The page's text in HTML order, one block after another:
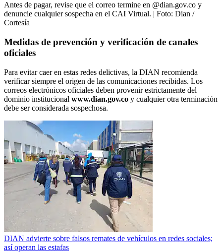
Antes de pagar, revise que el correo termine en @dian.gov.co y
denuncie cualquier sospecha en el CAI Virtual. | Foto: Dian /
Cortesía
Medidas de prevención y verificación de canales
oficiales
Para evitar caer en estas redes delictivas, la DIAN recomienda
verificar siempre el origen de las comunicaciones recibidas. Los
correos electrónicos oficiales deben provenir estrictamente del
dominio institucional www.dian.gov.co y cualquier otra terminación
debe ser considerada sospechosa.
DIAN advierte sobre falsos remates de vehículos en redes sociales;
así operan las estafas